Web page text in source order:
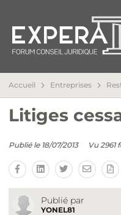
Accueil Entreprises
Litiges
Publié le 18/07/2013 Vu 2961
Publié par
YONEL81